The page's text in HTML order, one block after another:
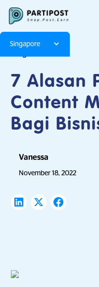
Singapore
7 Alasan
Content
Bagi
Vanessa
November 18, 2022